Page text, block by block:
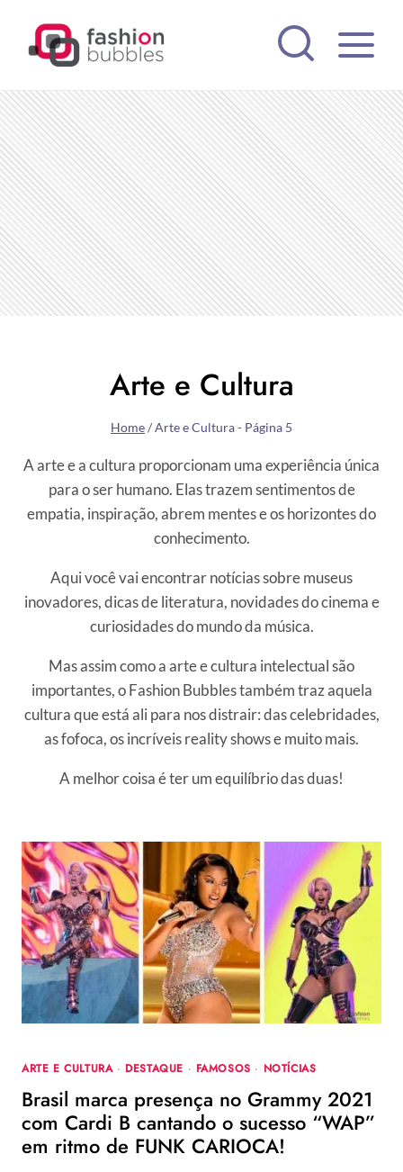
Arte e Cultura
Home/Arte e Cultura- Página 5
A arte e a cultura proporcionam uma experiência única
para o ser humano. Elas trazem sentimentos de
empatia, inspiração, abrem mentes e os horizontes do
conhecimento.
Aqui você vai encontrar notícias sobre museus
inovadores, dicas de literatura, novidades do cinema e
curiosidades do mundo da música.
Mas assim como a arte e cultura intelectual são
importantes, o Fashion Bubbles também traz aquela
cultura que está ali para nos distrair: das celebridades,
as fofoca, os incríveis reality shows e muito mais.
A melhor coisa é ter um equilíbrio das duas!
ARTE E CULTURA· DESTAQUE · FAMOSOS · NOTÍCIAS
Brasil marca presença no Grammy 2021
com Cardi B cantando o sucesso “WAP”
em ritmo de FUNK CARIOCA!